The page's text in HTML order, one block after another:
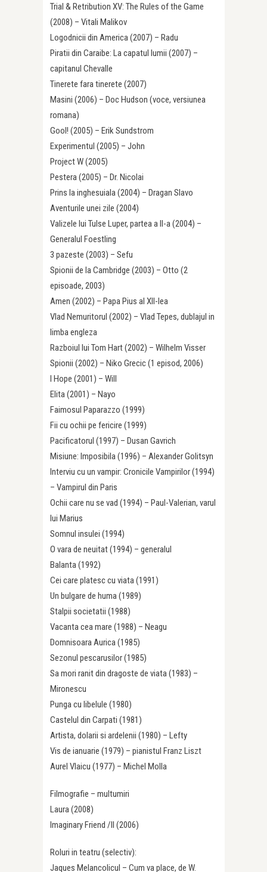
Trial & Retribution XV: The Rules of the Game
(2008) – Vitali Malikov
Logodnicii din America (2007) – Radu
Piratii din Caraibe: La capatul lumii (2007) –
capitanul Chevalle
Tinerete fara tinerete (2007)
Masini (2006) – Doc Hudson (voce, versiunea
romana)
Gool! (2005) – Erik Sundstrom
Experimentul (2005) – John
Project W (2005)
Pestera (2005) – Dr. Nicolai
Prins la inghesuiala (2004) – Dragan Slavo
Aventurile unei zile (2004)
Valizele lui Tulse Luper, partea a II-a (2004) –
Generalul Foestling
3 pazeste (2003) – Sefu
Spionii de la Cambridge (2003) – Otto (2
episoade, 2003)
Amen (2002) – Papa Pius al XII-lea
Vlad Nemuritorul (2002) – Vlad Tepes, dublajul in
limba engleza
Razboiul lui Tom Hart (2002) – Wilhelm Visser
Spionii (2002) – Niko Grecic (1 episod, 2006)
I Hope (2001) – Will
Elita (2001) – Nayo
Faimosul Paparazzo (1999)
Fii cu ochii pe fericire (1999)
Pacificatorul (1997) – Dusan Gavrich
Misiune: Imposibila (1996) – Alexander Golitsyn
Interviu cu un vampir: Cronicile Vampirilor (1994)
– Vampirul din Paris
Ochii care nu se vad (1994) – Paul-Valerian, varul
lui Marius
Somnul insulei (1994)
O vara de neuitat (1994) – generalul
Balanta (1992)
Cei care platesc cu viata (1991)
Un bulgare de huma (1989)
Stalpii societatii (1988)
Vacanta cea mare (1988) – Neagu
Domnisoara Aurica (1985)
Sezonul pescarusilor (1985)
Sa mori ranit din dragoste de viata (1983) –
Mironescu
Punga cu libelule (1980)
Castelul din Carpati (1981)
Artista, dolarii si ardelenii (1980) – Lefty
Vis de ianuarie (1979) – pianistul Franz Liszt
Aurel Vlaicu (1977) – Michel Molla
Filmografie – multumiri
Laura (2008)
Imaginary Friend /II (2006)
Roluri in teatru (selectiv):
Jaques Melancolicul – Cum va place, de W.